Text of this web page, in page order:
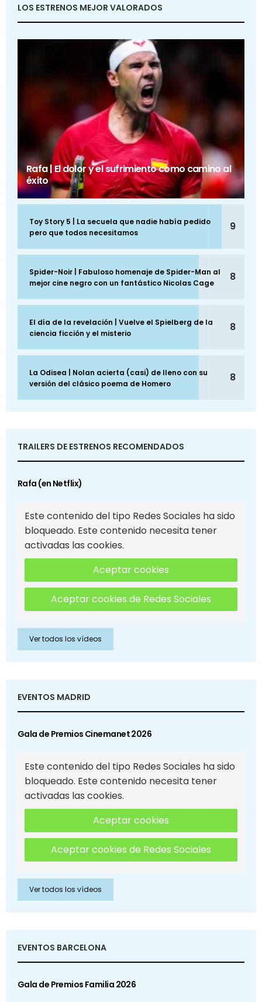
LOS ESTRENOS MEJOR VALORADOS
Rafa | El dolor y el sufrimiento como camino al
éxito
Toy Story 5 | La secuela que nadie había pedido
pero que todos necesitamos
9
Spider-Noir | Fabuloso homenaje de Spider-Man al
mejor cine negro con un fantástico Nicolas Cage
8
El día de la revelación | Vuelve el Spielberg de la
ciencia ficción y el misterio
8
La Odisea | Nolan acierta (casi) de lleno con su
versión del clásico poema de Homero
8
TRAILERS DE ESTRENOS RECOMENDADOS
Rafa (en Netflix)
Este contenido del tipo Redes Sociales ha sido
bloqueado. Este contenido necesita tener
activadas las cookies.
Aceptar cookies
Aceptar cookies de Redes Sociales
Ver todos los vídeos
EVENTOS MADRID
Gala de Premios Cinemanet 2026
Este contenido del tipo Redes Sociales ha sido
bloqueado. Este contenido necesita tener
activadas las cookies.
Aceptar cookies
Aceptar cookies de Redes Sociales
Ver todos los vídeos
EVENTOS BARCELONA
Gala de Premios Familia 2026